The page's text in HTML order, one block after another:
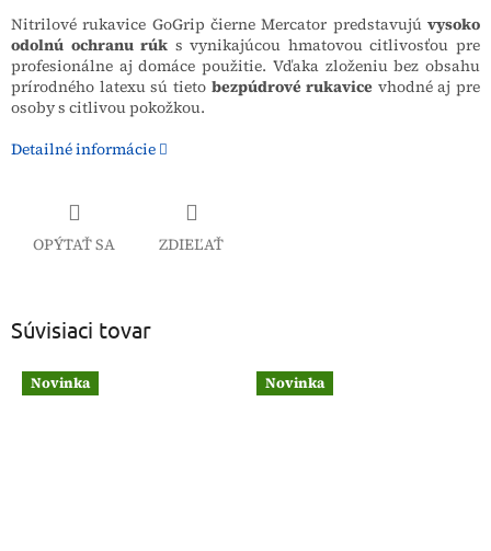
Nitrilové rukavice GoGrip čierne Mercator predstavujú vysoko
odolnú ochranu rúk s vynikajúcou hmatovou citlivosťou pre
profesionálne aj domáce použitie. Vďaka zloženiu bez obsahu
prírodného latexu sú tieto bezpúdrové rukavice vhodné aj pre
osoby s citlivou pokožkou.
Detailné informácie
OPÝTAŤ SA ZDIEĽAŤ
Súvisiaci tovar
Novinka Novinka